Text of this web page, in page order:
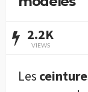
2.2K
VIEWS
Les